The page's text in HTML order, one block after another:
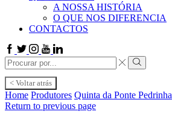
A NOSSA HISTÓRIA
O QUE NOS DIFERENCIA
CONTACTOS
Facebook
TwitterInstagram
Youtube
Linkedin
Search
input
Search
< Voltar atrás
Home Produtores Quinta da Ponte Pedrinha
Return to previous page